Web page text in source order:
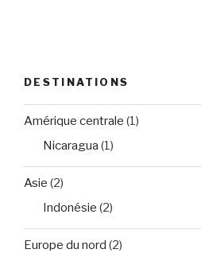
DESTINATIONS
Amérique centrale (1)
Nicaragua (1)
Asie (2)
Indonésie (2)
Europe du nord (2)